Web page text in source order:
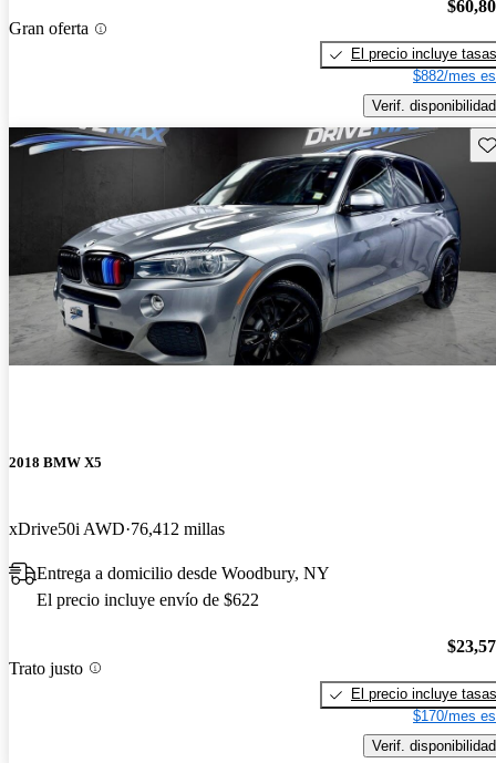
Gran oferta
El precio incluye tasas
$882/mes
Verif. disponibilidad
2018 BMW X5
xDrive50i AWD 76,412 millas
Entrega a domicilio desde Woodbury, NY
El precio incluye envío de $622
Trato justo
El precio incluye tasas
$170/mes
Verif. disponibilidad